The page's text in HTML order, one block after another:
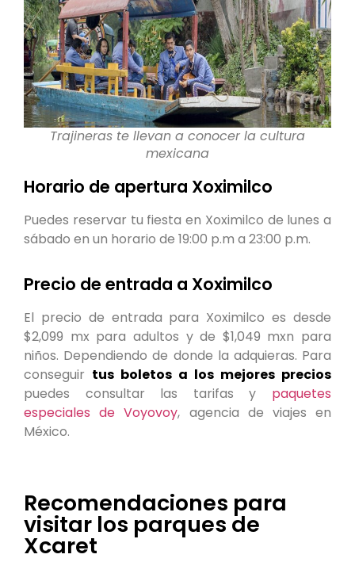
Trajineras te llevan a conocer la cultura
mexicana
Horario de apertura Xoximilco
Puedes reservar tu fiesta en Xoximilco de lunes a
sábado en un horario de 19:00 p.m a 23:00 p.m.
Precio de entrada a Xoximilco
El precio de entrada para Xoximilco es desde
$2,099 mx para adultos y de $1,049 mxn para
niños. Dependiendo de donde la adquieras. Para
conseguir tus boletos a los mejores precios
puedes consultar las tarifas y paquetes
especiales de Voyovoy, agencia de viajes en
México.
Recomendaciones para
visitar los parques de
Xcaret